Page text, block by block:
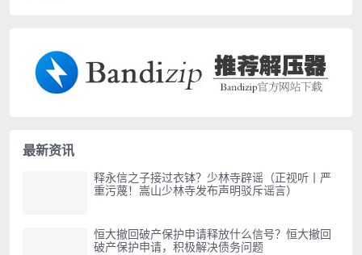
最新资讯
释永信之子接过衣钵？少林寺辟谣（正视听丨严
重污蔑！嵩山少林寺发布声明驳斥谣言）
恒大撤回破产保护申请释放什么信号？恒大撤回
破产保护申请，积极解决债务问题